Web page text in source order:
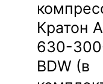
Кратон
630-
BDW (в